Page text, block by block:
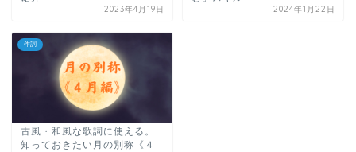
2023年4月19日 2024年1月22日
作詞
古風・和風な歌詞に使える。
知っておきたい月の別称《４